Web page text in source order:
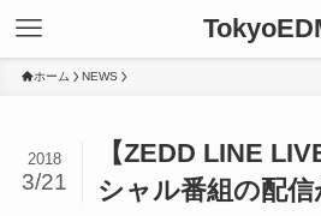
ホーム NEWS
【ZEDD LINE
シャル番組の配信
2018
3/21